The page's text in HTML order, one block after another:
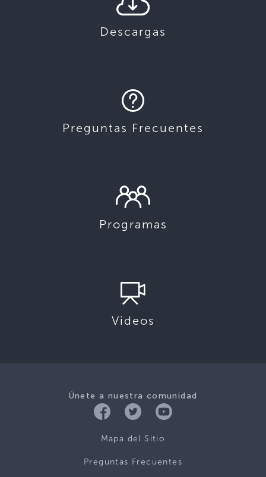
Descargas
Preguntas Frecuentes
Programas
Videos
Únete a nuestra comunidad
Mapa del Sitio
Preguntas Frecuentes